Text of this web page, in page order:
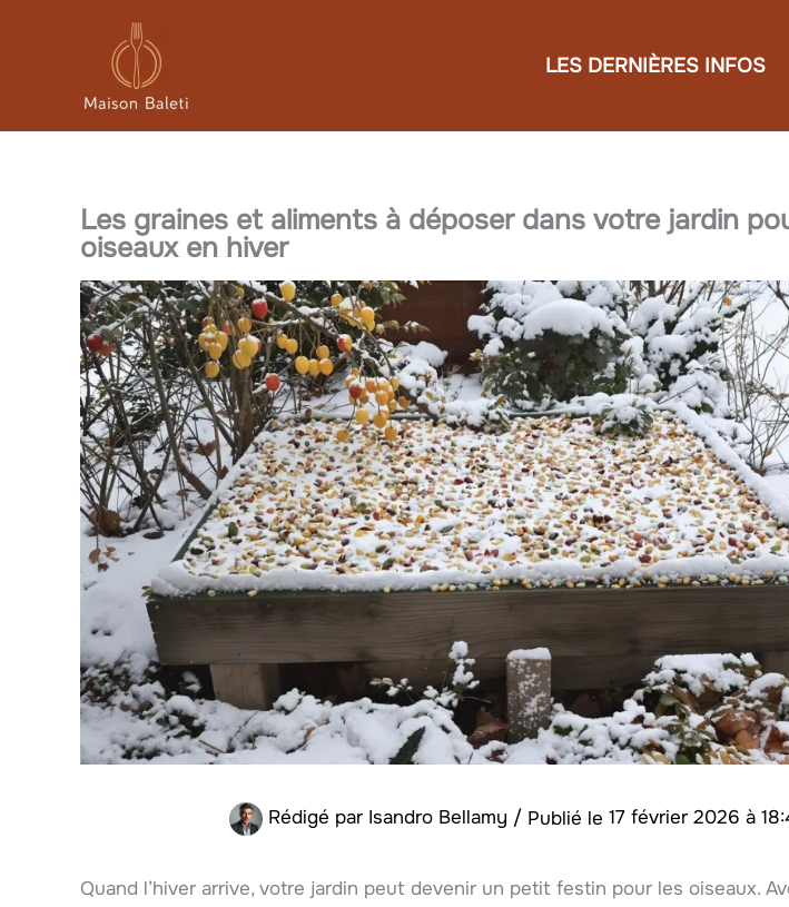
LES DERNIÈRES INFOS
Les graines et aliments à déposer dans votre jardin
oiseaux en hiver
Rédigé par Isandro Bellamy / 17 février 2026 à
Quand l’hiver arrive, votre jardin peut devenir un petit festin pour les oiseaux.